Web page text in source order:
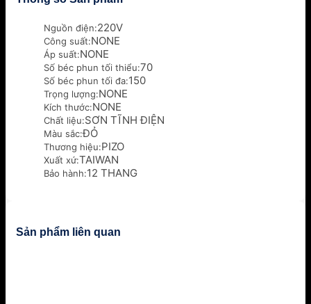
Nguồn điện:220V
Công suất:NONE
Áp suất:NONE
Số béc phun tối thiểu:70
Số béc phun tối đa:150
Trọng lượng:NONE
Kích thước:NONE
Chất liệu:SƠN TĨNH ĐIỆN
Màu sắc:ĐỎ
Thương hiệu:PIZO
Xuất xứ:TAIWAN
Bảo hành:12 THANG
Sản phẩm liên quan